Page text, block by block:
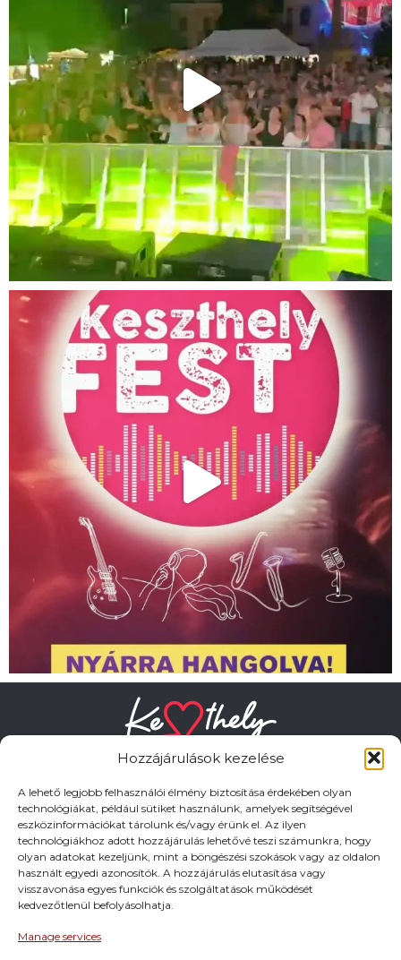
Hozzájárulások kezelése
A lehető legjobb felhasználói élmény biztosítása érdekében olyan
technológiákat, például sütiket használunk, amelyek segítségével
eszközinformációkat tárolunk és/vagy érünk el. Az ilyen
technológiákhoz adott hozzájárulás lehetővé teszi számunkra, hogy
olyan adatokat kezeljünk, mint a böngészési szokások vagy az oldalon
használt egyedi azonosítók. A hozzájárulás elutasítása vagy
visszavonása egyes funkciók és szolgáltatások működését
kedvezőtlenül befolyásolhatja.
Manage services
HASZNOS LINKEK
Adatkezelési tájékoztató
Impresszum